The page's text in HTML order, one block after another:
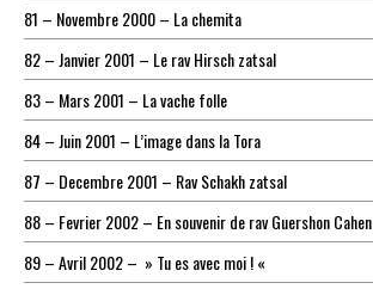
81 – Novembre 2000 – La chemita
82 – Janvier 2001 – Le rav Hirsch zatsal
83 – Mars 2001 – La vache folle
84 – Juin 2001 – L’image dans la Tora
87 – Decembre 2001 – Rav Schakh zatsal
88 – Fevrier 2002 – En souvenir de rav Guershon Cahen
89 – Avril 2002 – » Tu es avec moi ! «